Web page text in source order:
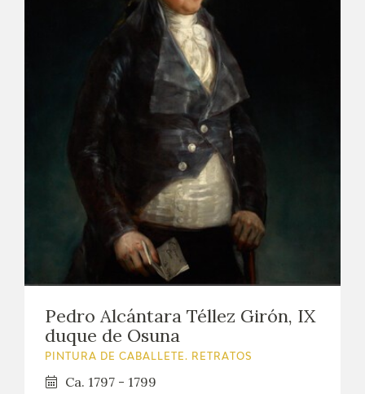
Pedro Alcántara Téllez Girón, IX
duque de Osuna
PINTURA DE CABALLETE. RETRATOS
Ca. 1797 - 1799